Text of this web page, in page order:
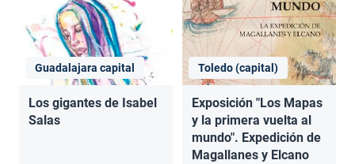
Guadalajara capital
Los gigantes de Isabel
Salas
Toledo (capital)
Exposición "Los Mapas
y la primera vuelta al
mundo". Expedición de
Magallanes y Elcano